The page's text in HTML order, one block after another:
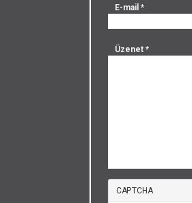
E-mail *
Üzenet *
CAPTCHA